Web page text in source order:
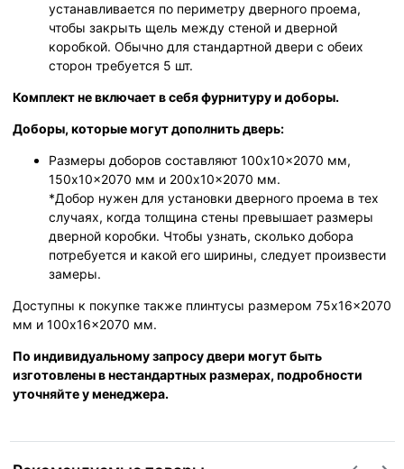
устанавливается по периметру дверного проема,
чтобы закрыть щель между стеной и дверной
коробкой. Обычно для стандартной двери с обеих
сторон требуется 5 шт.
Комплект не включает в себя фурнитуру и доборы.
Доборы, которые могут дополнить дверь:
Размеры доборов составляют 100x10x2070 мм,
150x10x2070 мм и 200x10x2070 мм.
*Добор нужен для установки дверного проема в тех
случаях, когда толщина стены превышает размеры
дверной коробки. Чтобы узнать, сколько добора
потребуется и какой его ширины, следует произвести
замеры.
Доступны к покупке также плинтусы размером 75x16x2070
мм и 100x16x2070 мм.
По индивидуальному запросу двери могут быть
изготовлены в нестандартных размерах, подробности
уточняйте у менеджера.